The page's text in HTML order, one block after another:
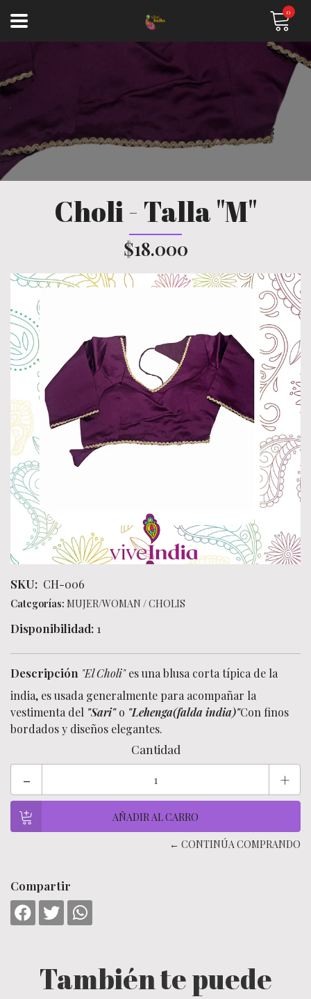
0
Choli - Talla "M"
$18.000
SKU: CH-006
Categorías: MUJER/WOMAN /CHOLIS
Disponibilidad: 1
Descripción "El Choli"es una blusa corta típica de la
india, es usada generalmente para acompañar la
vestimenta del "Sari"o "Lehenga(falda india)"Con finos
bordados y diseños elegantes.
Cantidad
- +
← CONTINÚA COMPRANDO
Compartir
También te puede